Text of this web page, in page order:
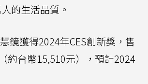
的生活品質。
鏡獲得2024年CES創新獎，售
約台幣15,510元），預計2024